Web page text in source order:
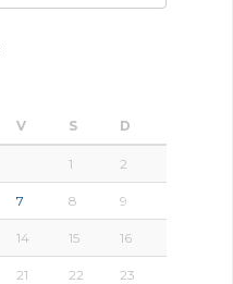
V S D
1 2
7 8 9
14 15 16
21 22 23